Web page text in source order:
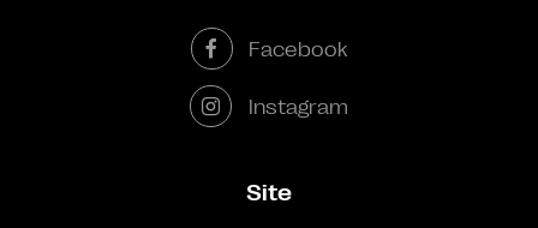
Facebook
Instagram
Site